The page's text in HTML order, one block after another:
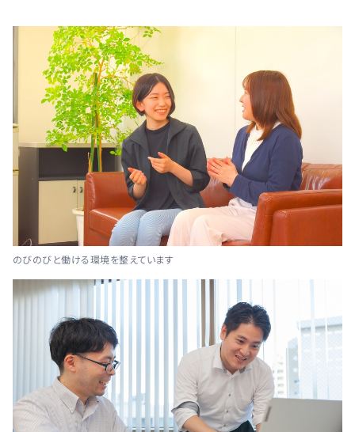
のびのびと働ける環境を整えています